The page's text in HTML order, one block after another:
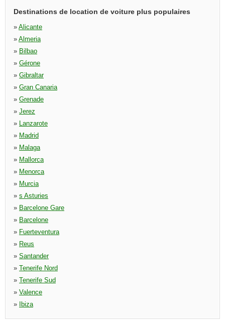
Destinations de location de voiture plus populaires
» Alicante
» Almeria
» Bilbao
» Gérone
» Gibraltar
» Gran Canaria
» Grenade
» Jerez
» Lanzarote
» Madrid
» Malaga
» Mallorca
» Menorca
» Murcia
» s Asturies
» Barcelone Gare
» Barcelone
» Fuerteventura
» Reus
» Santander
» Tenerife Nord
» Tenerife Sud
» Valence
»
Ibiza